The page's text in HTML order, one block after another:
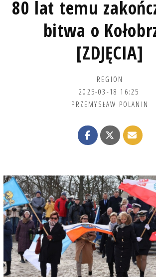
80 lat temu
bitwa o
[ZDJĘCIA]
REGION
2025-03-18 16:25
PRZEMYSŁAW POLANIN